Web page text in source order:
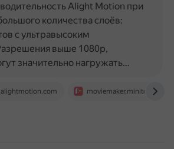
moviemaker.minitool.com
Alight Motion при
количества слоёв:
с ультравысоким
выше 1080p,
значительно нагружать…